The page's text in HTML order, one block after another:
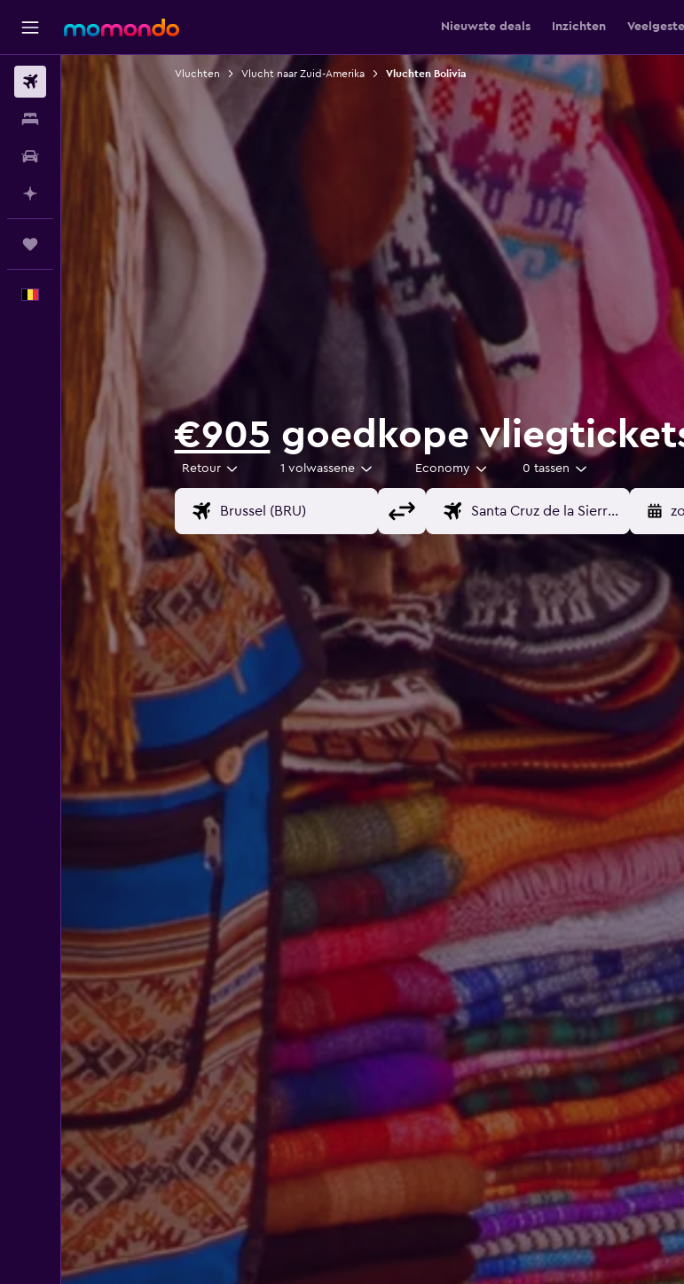
Nieuwste deals Inzichten
Vluchten
Verblijven
Autoverhuur
Plan met AI
Nederlands
Vluchten Vlucht naar Zuid-Amerika Vluchten Bolivia
€905 goedkope
Retour 1 volwassene Economy 0 tassen